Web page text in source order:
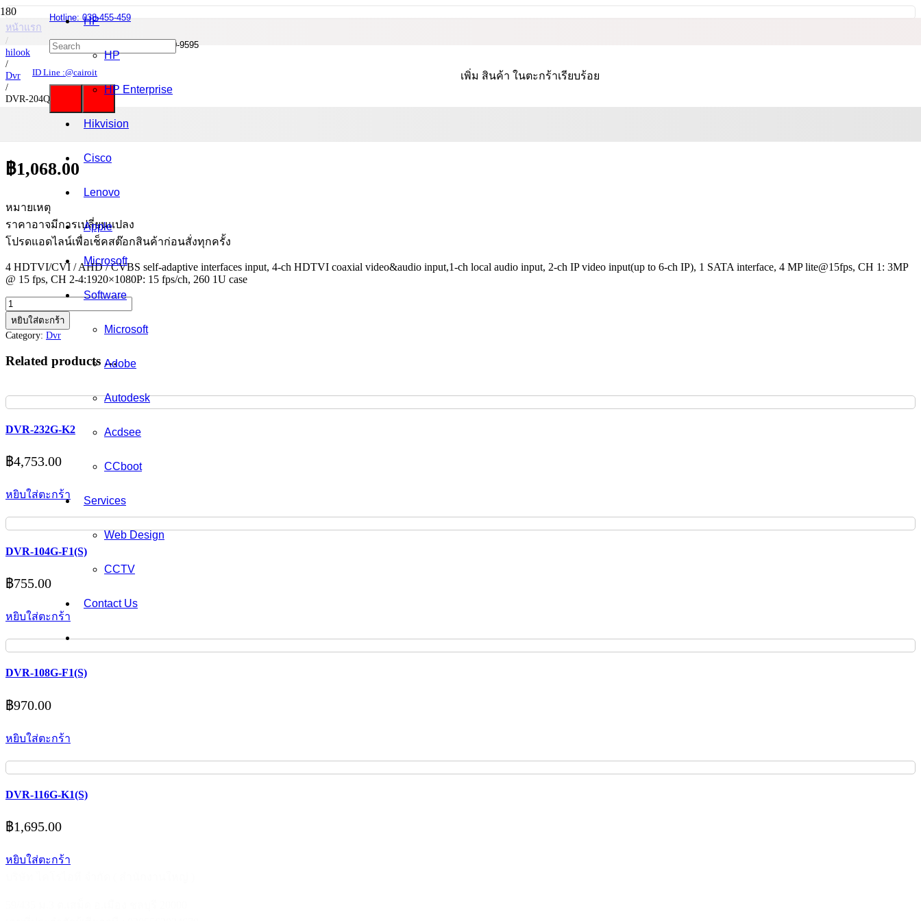
Hotline: 038-455-459
Mobile : 085-0844-555 / 090-980-9595
ID Line :@cairoit เพิ่ม สินค้า ในตะกร้าเรียบร้อย
HP
HP
HP Enterprise
Hikvision
Cisco
Lenovo
Apple
Microsoft
Software
Microsoft
Adobe
Autodesk
Acdsee
CCboot
Services
Web Design
CCTV
Contact Us
หน้าแรก
/
hilook
/
Dvr
/
DVR-204Q-K1(S)
DVR-204Q-K1(S)
฿1,068.00
หมายเหตุ
ราคาอาจมีการเปลี่ยนแปลง
โปรดแอดไลน์เพื่อเช็คสต๊อกสินค้าก่อนสั่งทุกครั้ง
4 HDTVI/CVI / AHD / CVBS self-adaptive interfaces input, 4-ch HDTVI coaxial video&audio input,1-ch local audio input, 2-ch IP video input(up to 6-ch IP), 1 SATA interface, 4 MP lite@15fps, CH 1: 3MP
@ 15 fps, CH 2-4:1920×1080P: 15 fps/ch, 260 1U case
จำนวน
DVR-
204Q-
K1(S)
ชิ้น
หยิบใส่ตะกร้า
Category: Dvr
Related products …
DVR-232G-K2
฿4,753.00
หยิบใส่ตะกร้า
DVR-104G-F1(S)
฿755.00
หยิบใส่ตะกร้า
DVR-108G-F1(S)
฿970.00
หยิบใส่ตะกร้า
DVR-116G-K1(S)
฿1,695.00
หยิบใส่ตะกร้า